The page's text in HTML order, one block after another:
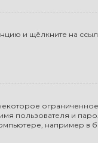
и щёлкните на
пользователя и
например в